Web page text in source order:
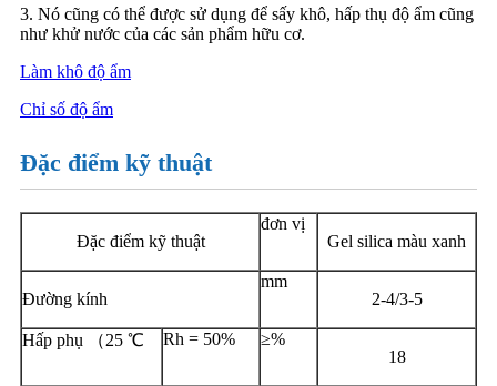
3. Nó cũng có thể được sử dụng để sấy khô, hấp thụ độ ẩm cũng
như khử nước của các sản phẩm hữu cơ.
Làm khô độ ẩm
Chỉ số độ ẩm
Đặc điểm kỹ thuật
Đặc điểm kỹ thuật
đơn vị
Gel silica màu xanh
Đường kính
mm
2-4/3-5
Hấp phụ （25 ℃ Rh = 50%
≥%
18